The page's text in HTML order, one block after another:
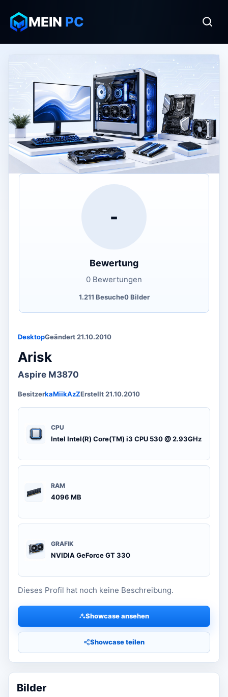
MEIN PC
DesktopGeändert 21.10.2010
Arisk
Aspire M3870
BesitzerkaMiikAzZErstellt 21.10.2010
CPU
Intel Intel(R) Core(TM) i3 CPU 530 @ 2.93GHz
RAM
4096 MB
GRAFIK
NVIDIA GeForce GT 330
Dieses Profil hat noch keine Beschreibung.
Showcase ansehen
Showcase teilen
-
Bewertung
0 Bewertungen
1.211 Besuche0 Bilder
Bilder